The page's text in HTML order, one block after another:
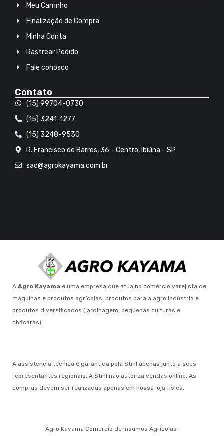
Meu Carrinho
Finalização de Compra
Minha Conta
Rastrear Pedido
Fale conosco
Contato
(15) 99704-0730
(15) 3241-1277
(15) 3248-9530
R. Francisco de Barros, 36 - Centro, Ibiúna - SP
sac@agrokayama.com.br
A Agro Kayama é uma empresa que atua no comércio varejista de
máquinas e produtos agrícolas, produtos para a agro indústria e
produtos diversificados (jardinagem, pequenas culturas e
chácaras).
A assistência técnica é garantida pela Stihl apenas junto a seus
representantes regionais. A Stihl não autoriza vendas online. As
compras devem ser realizadas apenas em nossa loja física.
Agro Kayama Comercio de Insumos Agricolas